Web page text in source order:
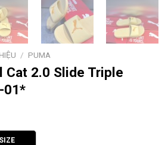
/ PUMA
Cat 2.0 Slide Triple
01*